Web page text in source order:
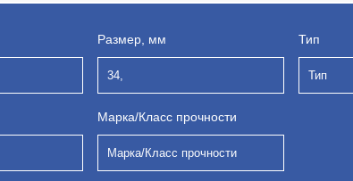
Размер, мм
34,
Тип
Тип
Марка/Класс прочности
Марка/Класс прочности